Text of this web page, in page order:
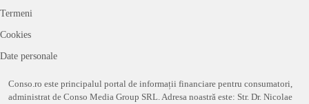
Termeni
Cookies
Date personale
Conso.ro este principalul portal de informații financiare pentru consumatori,
administrat de Conso Media Group SRL. Adresa noastră este: Str. Dr. Nicolae